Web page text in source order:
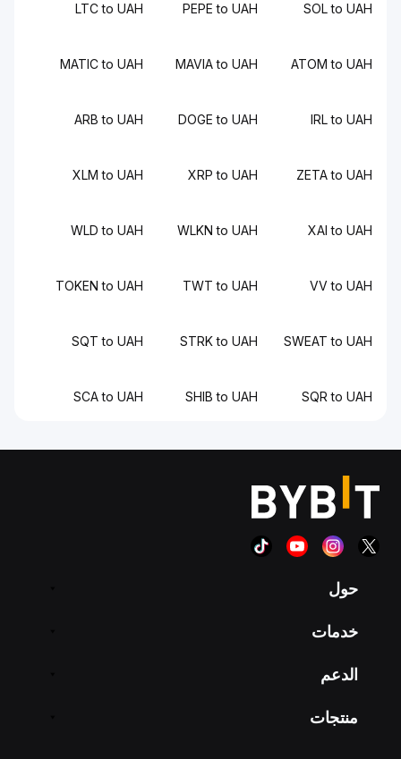
SOL to UAH
PEPE to UAH
LTC to UAH
ATOM to UAH
MAVIA to UAH
MATIC to UAH
IRL to UAH
DOGE to UAH
ARB to UAH
ZETA to UAH
XRP to UAH
XLM to UAH
XAI to UAH
WLKN to UAH
WLD to UAH
VV to UAH
TWT to UAH
TOKEN to UAH
SWEAT to UAH
STRK to UAH
SQT to UAH
SQR to UAH
SHIB to UAH
SCA to UAH
حول
خدمات
الدعم
منتجات